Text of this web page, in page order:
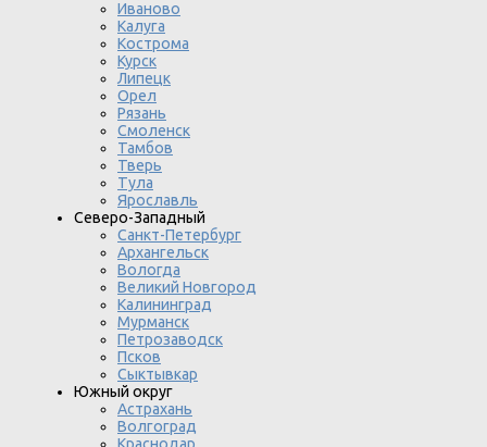
Иваново
Калуга
Кострома
Курск
Липецк
Орел
Рязань
Смоленск
Тамбов
Тверь
Тула
Ярославль
Северо-Западный
Санкт-Петербург
Архангельск
Вологда
Великий Новгород
Калининград
Мурманск
Петрозаводск
Псков
Сыктывкар
Южный округ
Астрахань
Волгоград